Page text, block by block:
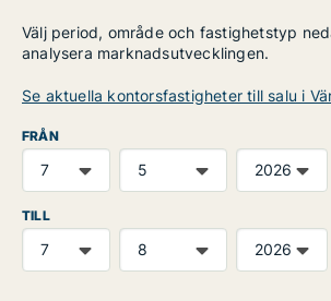
Välj period, område och fastighetstyp
analysera marknadsutvecklingen.
Se aktuella kontorsfastigheter till salu i
FRÅN
TILL